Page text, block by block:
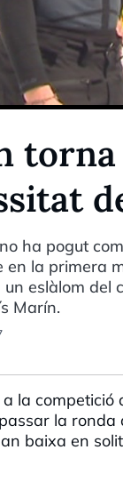
torna
ha pogut
en la primera
eslàlom del
Marín.
la
la ronda
baixa en